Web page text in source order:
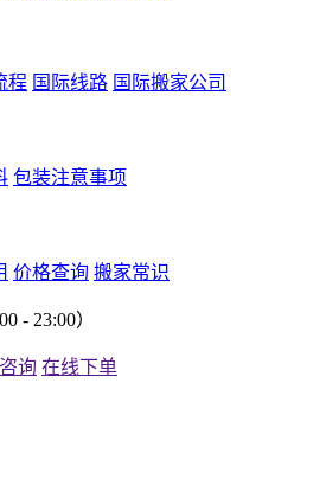
程 国际线路 国际搬家公司
包装注意事项
价格查询 搬家常识
- 23:00）
询 在线下单